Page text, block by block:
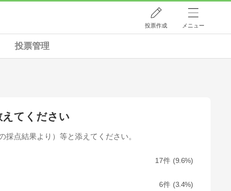
投票作成 メニュー
投票管理
えてください
点結果より）等と添えてください。
17 9.6
6 3.4